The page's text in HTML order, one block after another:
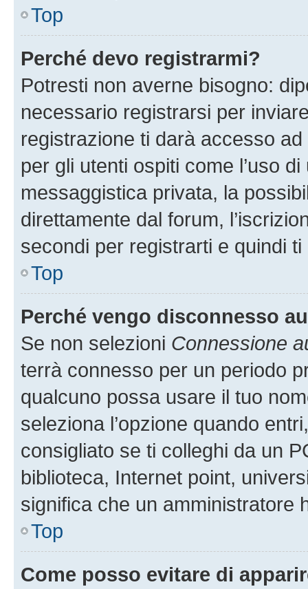
Top
Perché devo registrarmi?
Potresti non averne bisogno:
necessario registrarsi per
registrazione ti darà accesso
per gli utenti ospiti come l’uso
messaggistica privata, la
direttamente dal forum,
secondi per registrarti e quindi
Top
Perché vengo disconnesso
Se non selezioni Connessione
terrà connesso per un periodo
qualcuno possa usare il tuo
seleziona l’opzione quando
consigliato se ti colleghi da un
biblioteca, Internet point,
significa che un amministratore
Top
Come posso evitare di